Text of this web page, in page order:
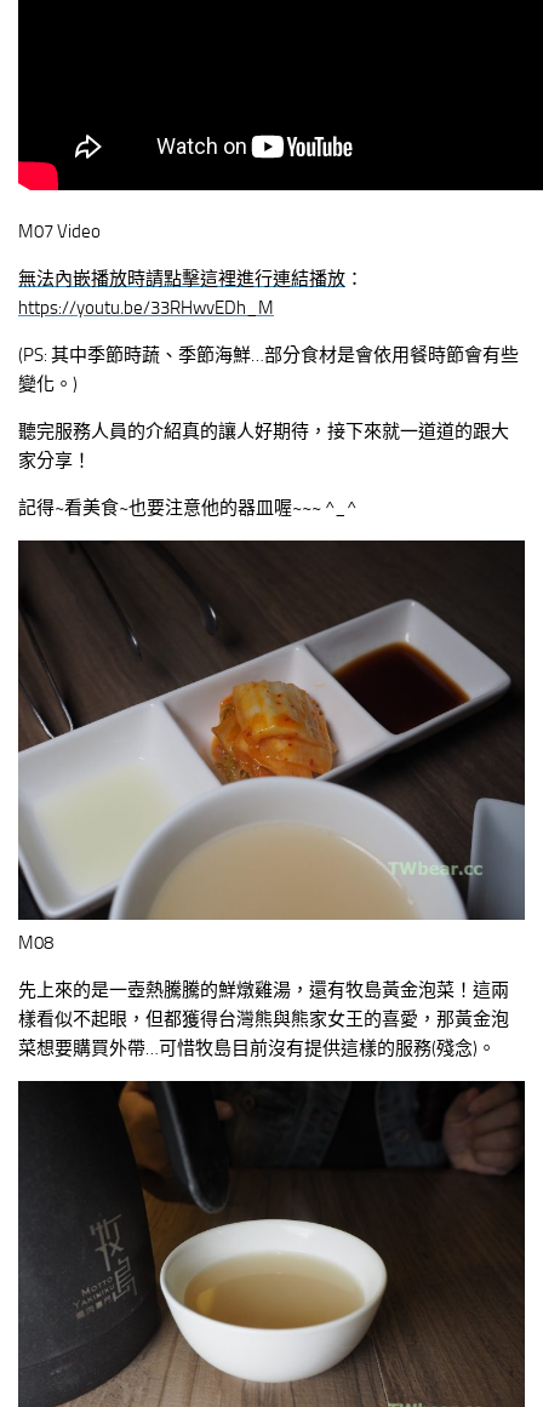
M07 Video
無法內嵌播放時請點擊這裡進行連結播放 ：
https://youtu.be/33RHwvEDh_M
(PS: 其中季節時蔬、季節海鮮…部分食材是會依用餐時節會有些
變化。)
聽完服務人員的介紹真的讓人好期待，接下來就一道道的跟大
家分享！
記得~看美食~也要注意他的器皿喔~~~ ^_^
M08
先上來的是一壺熱騰騰的鮮燉雞湯，還有牧島黃金泡菜！這兩
樣看似不起眼，但都獲得台灣熊與熊家女王的喜愛，那黃金泡
菜想要購買外帶…可惜牧島目前沒有提供這樣的服務(殘念)。